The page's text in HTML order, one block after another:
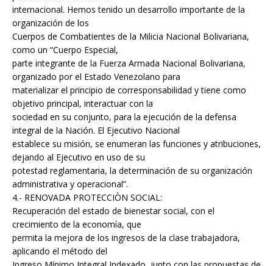
internacional. Hemos tenido un desarrollo importante de la
organización de los
Cuerpos de Combatientes de la Milicia Nacional Bolivariana,
como un “Cuerpo Especial,
parte integrante de la Fuerza Armada Nacional Bolivariana,
organizado por el Estado Venezolano para
materializar el principio de corresponsabilidad y tiene como
objetivo principal, interactuar con la
sociedad en su conjunto, para la ejecución de la defensa
integral de la Nación. El Ejecutivo Nacional
establece su misión, se enumeran las funciones y atribuciones,
dejando al Ejecutivo en uso de su
potestad reglamentaria, la determinación de su organización
administrativa y operacional”.
4.- RENOVADA PROTECCIÒN SOCIAL:
Recuperación del estado de bienestar social, con el
crecimiento de la economía, que
permita la mejora de los ingresos de la clase trabajadora,
aplicando el método del